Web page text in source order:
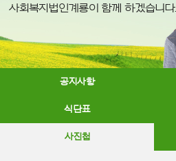
사회복지법인계룡이 함께 하겠습니다.
공지사항
식단표
사진첩